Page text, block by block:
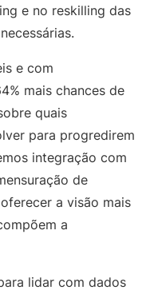
e no reskilling das
e com
mais chances de
quais
para progredirem
integração com
de
a visão mais
a
lidar com dados